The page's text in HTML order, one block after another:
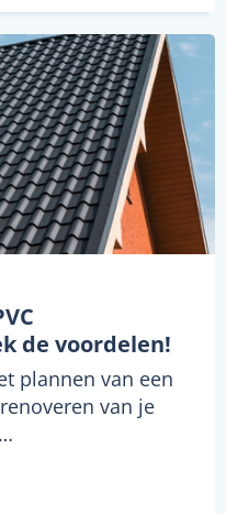
de voordelen!
plannen van een
van je